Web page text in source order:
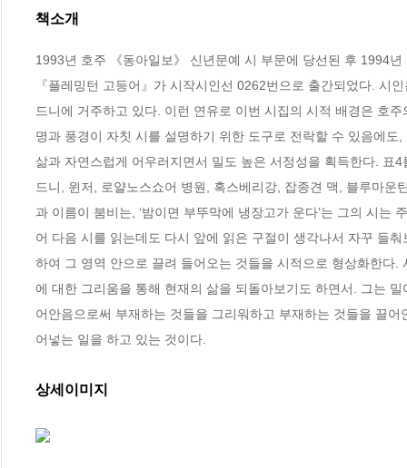
책소개
1993년 호주 《동아일보》 신년문예 시 부문에 당선된 후 1994
『플레밍턴 고등어』가 시작시인선 0262번으로 출간되었다. 시
드니에 거주하고 있다. 이런 연유로 이번 시집의 시적 배경은 호
명과 풍경이 자칫 시를 설명하기 위한 도구로 전락할 수 있음에
삶과 자연스럽게 어우러지면서 밀도 높은 서정성을 획득한다. 표
드니, 윈저, 로얄노스쇼어 병원, 혹스베리강, 잡종견 맥, 블루마
과 이름이 붐비는, ‘밤이면 부뚜막에 냉장고가 운다’는 그의 시
어 다음 시를 읽는데도 다시 앞에 읽은 구절이 생각나서 자꾸 들
하여 그 영역 안으로 끌려 들어오는 것들을 시적으로 형상화한다
에 대한 그리움을 통해 현재의 삶을 되돌아보기도 하면서. 그는
어안음으로써 부재하는 것들을 그리워하고 부재하는 것들을 끌
어넣는 일을 하고 있는 것이다.
상세이미지